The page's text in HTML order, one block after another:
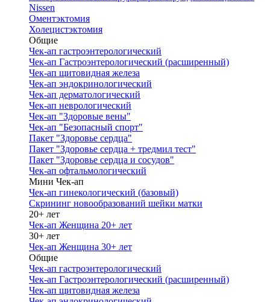
Nissen
Оментэктомия
Холецистэктомия
Общие
Чек-ап гастроэнтерологический
Чек-ап Гастроэнтерологический (расширенный)
Чек-ап щитовидная железа
Чек-ап эндокринологический
Чек-ап дерматологический
Чек-ап неврологический
Чек-ап "Здоровые вены"
Чек-ап "Безопасный спорт"
Пакет "Здоровье сердца"
Пакет "Здоровье сердца + тредмил тест"
Пакет "Здоровье сердца и сосудов"
Чек-ап офтальмологический
Мини Чек-ап
Чек-ап гинекологический (базовый)
Скрининг новообразований шейки матки
20+ лет
Чек-ап Женщина 20+ лет
30+ лет
Чек-ап Женщина 30+ лет
Общие
Чек-ап гастроэнтерологический
Чек-ап Гастроэнтерологический (расширенный)
Чек-ап щитовидная железа